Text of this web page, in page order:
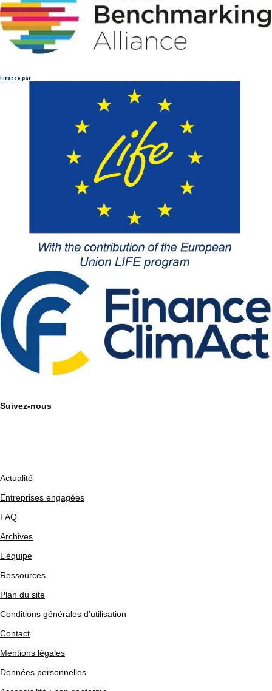
Financé par
Suivez-nous
Actualité
Entreprises engagées
FAQ
Archives
L’équipe
Ressources
Plan du site
Conditions générales d’utilisation
Contact
Mentions légales
Données personnelles